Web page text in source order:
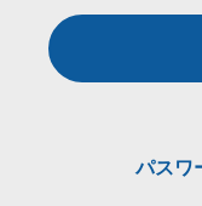
パスワ